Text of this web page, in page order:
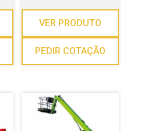
VER PRODUTO
PEDIR COTAÇÃO